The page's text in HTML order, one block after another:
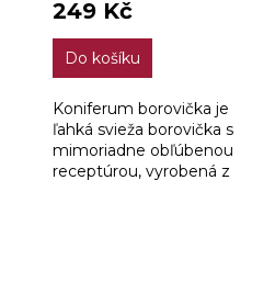
je
3,9
5
hvězdiček.
249 Kč
Do košíku
Koniferum borovička je
ľahká svieža borovička s
mimoriadne obľúbenou
receptúrou, vyrobená z